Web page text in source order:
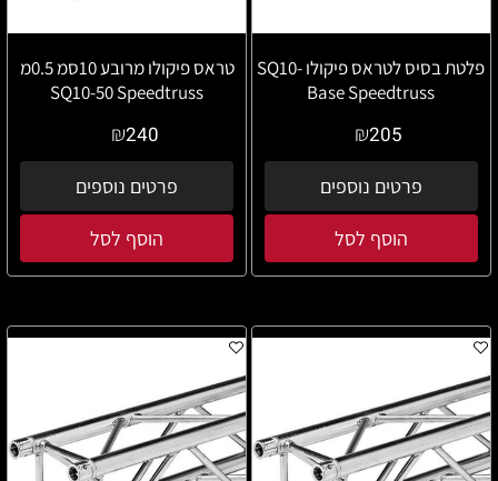
פלטת בסיס לטראס פיקולו SQ10-
Base Speedtruss
₪205
פרטים נוספים
הוסף לסל
טראס פיקולו מרובע 10סמ 0.5מ
SQ10-50 Speedtruss
₪240
פרטים נוספים
הוסף לסל